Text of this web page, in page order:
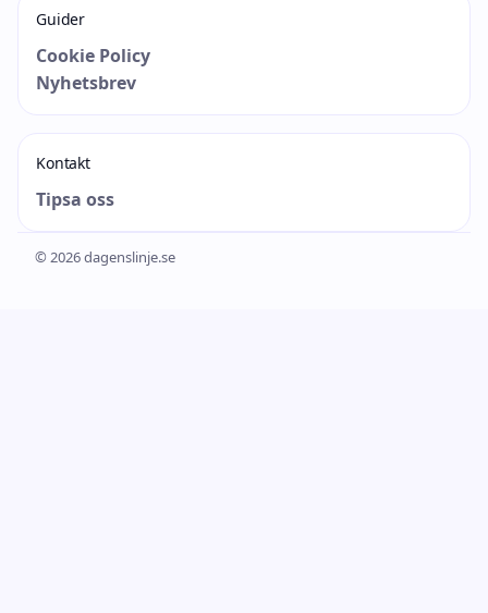
Guider
Cookie Policy
Nyhetsbrev
Kontakt
Tipsa oss
© 2026 dagenslinje.se